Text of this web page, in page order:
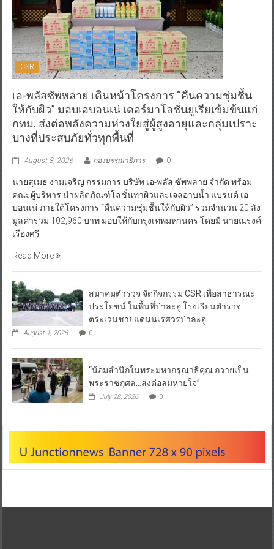
CSR
เอ-พลัสซัพพลาย เดินหน้าโครงการ “คืนความชุ่มชื้น
ให้กับผิว” มอบเอบอนเน่ เดอร์มาโลชั่นยูเรียเข้มข้นแก่
กทม. ส่งต่อพลังความห่วงใยสู่ผู้สูงอายุและกลุ่มเปราะ
บางที่ประสบภัยทั่วทุกพื้นที่
August 8, 2026 กองบรรณาธิการ 0
นายสุเมธ งามเจริญ กรรมการ บริษัท เอ-พลัส ซัพพลาย จำกัด พร้อม
คณะผู้บริหาร นำผลิตภัณฑ์โลชั่นทาผิวและเจลอาบน้ำ แบรนด์ เอ
บอนเน่ ภายใต้โครงการ “คืนความชุ่มชื้นให้กับผิว” รวมจำนวน 20 ลัง
มูลค่ารวม 102,960 บาท มอบให้กับกรุงเทพมหานคร โดยมี นายณรงค์
เรืองศรี
Read More
สมาคมตำรวจ จัดกิจกรรม CSR เพื่อสาธารณะ
ประโยชน์ ในพื้นที่ป่าละอู โรงเรียนตำรวจ
ตระเวนชายแดนนเรศวรป่าละอู
August 1, 2026 0
“น้อมสำนึกในพระมหากรุณาธิคุณ ถวายเป็น
พระราชกุศล…ส่งต่อลมหายใจ”
July 28, 2026 0